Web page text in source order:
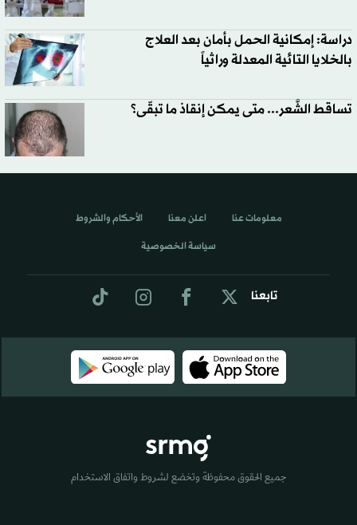
دراسة: إمكانية الحمل بأمان بعد العلاج
بالخلايا التائية المعدلة وراثياً
تساقط الشَّعر... متى يمكن إنقاذ ما تبقّى؟
تابعنا
معلومات عنا اعلن معنا الأحكام والشروط
سياسة الخصوصية
جميع الحقوق محفوظة وتخضع لشروط واتفاق الاستخدام